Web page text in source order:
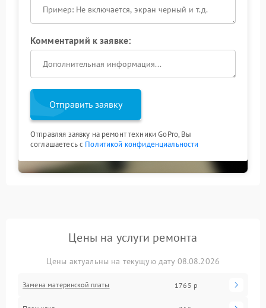
Комментарий к заявке:
Отправить заявку
Отправляя заявку на ремонт техники GoPro, Вы
соглашаетесь с Политикой конфиденциальности
Цены на услуги ремонта
Цены актуальны на текущую дату 08.08.2026
Замена материнской платы 1765 р